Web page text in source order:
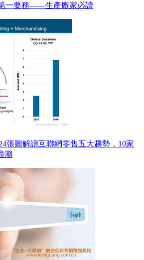
一要務——生產廠家必讀
張圖解讀互聯網零售五大趨勢，10家
潮